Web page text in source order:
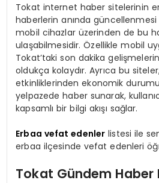
Tokat internet haber sitelerinin
haberlerin anında güncellenmesi
mobil cihazlar üzerinden de bu
ulaşabilmesidir. Özellikle mobil
Tokat’taki son dakika
oldukça kolaydır. Ayrıca bu
etkinliklerinden ekonomik
yelpazede haber sunarak,
kapsamlı bir bilgi akışı sağlar.
Erbaa vefat edenler listesi ile
erbaa ilçesinde vefat edenleri
Tokat Gündem Haber